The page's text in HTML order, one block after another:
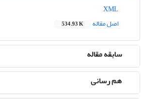
اصل مقاله
534.93 K
سابقه مقاله
هم رسانی